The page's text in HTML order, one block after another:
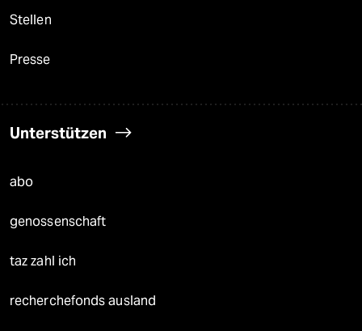
Stellen
Presse
Unterstützen
abo
genossenschaft
taz zahl ich
recherchefonds ausland